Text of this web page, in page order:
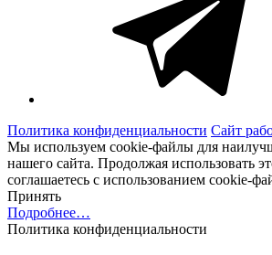
Политика конфиденциальности Сайт
Мы используем cookie-файлы для
нашего сайта. Продолжая использовать
соглашаетесь с использованием cookie-
Принять
Подробнее…
Политика конфиденциальности